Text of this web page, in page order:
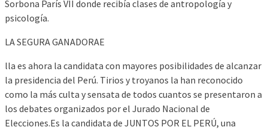
Sorbona París VII donde recibía clases de antropología y
psicología.
LA SEGURA GANADORAE
lla es ahora la candidata con mayores posibilidades de alcanzar
la presidencia del Perú. Tirios y troyanos la han reconocido
como la más culta y sensata de todos cuantos se presentaron a
los debates organizados por el Jurado Nacional de
Elecciones.Es la candidata de JUNTOS POR EL PERÚ, una